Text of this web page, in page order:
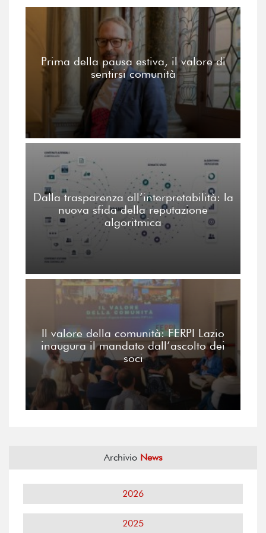
Prima della pausa estiva, il valore di
sentirsi comunità
Dalla trasparenza all’interpretabilità: la
nuova sfida della reputazione
algoritmica
Il valore della comunità: FERPI Lazio
inaugura il mandato dall’ascolto dei
soci
Archivio News
2026
2025